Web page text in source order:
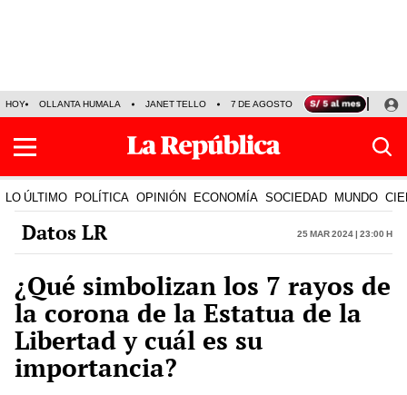
HOY OLLANTA HUMALA JANET TELLO 7 DE AGOSTO TINKA RESULTADOS
LO ÚLTIMO POLÍTICA OPINIÓN ECONOMÍA SOCIEDAD MUNDO
Datos LR 25 Mar 2024 | 23:00 h
¿Qué simbolizan los 7 rayos de
la corona de la Estatua de la
Libertad y cuál es su
importancia?